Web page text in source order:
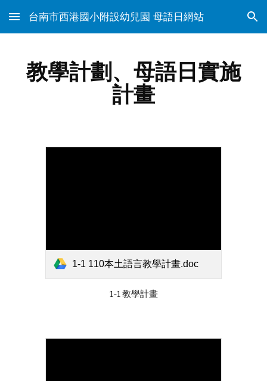
Skip to main content Skip to navigation
台南市西港國小附設幼兒園 母語日網站
教學計劃、母語日實施
計畫
1-1 110本土語言教學計畫.doc
1-1 教學計畫